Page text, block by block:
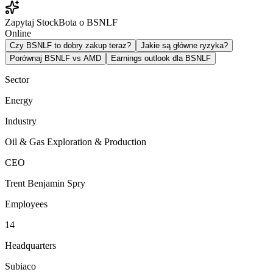
Zapytaj StockBota o BSNLF
Online
Czy BSNLF to dobry zakup teraz?
Jakie są główne ryzyka?
Porównaj BSNLF vs AMD
Earnings outlook dla BSNLF
Sector
Energy
Industry
Oil & Gas Exploration & Production
CEO
Trent Benjamin Spry
Employees
14
Headquarters
Subiaco